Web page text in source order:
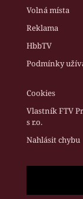
Volná místa
Reklama
HbbTV
Podmínky
Cookies
Vlastník FTV
s r.o.
Nahlásit chybu